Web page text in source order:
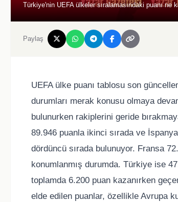
Türkiye'nin UEFA ülkeler sıralamasındaki puanı ne
Paylaş
UEFA ülke puanı tablosu son
durumları merak konusu olmaya
bulunurken rakiplerini geride
89.946 puanla ikinci sırada ve
dördüncü sırada bulunuyor. Fransa
konumlanmış durumda. Türkiye ise
toplamda 6.200 puan kazanırken
elde edilen puanlar, özellikle Avrupa